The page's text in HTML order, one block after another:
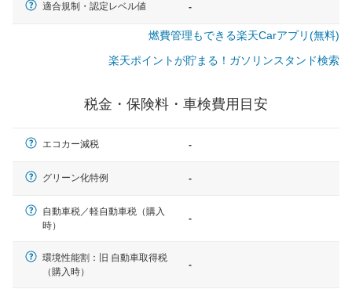
適合規制・認定レベル値 -
燃費管理もできる楽天Carアプリ(無料)
楽天ポイントが貯まる！ガソリンスタンド検索
税金・保険料・車検費用目安
エコカー減税 -
グリーン化特例 -
自動車税／軽自動車税（購入
時）
-
環境性能割：旧 自動車取得税
（購入時）
-